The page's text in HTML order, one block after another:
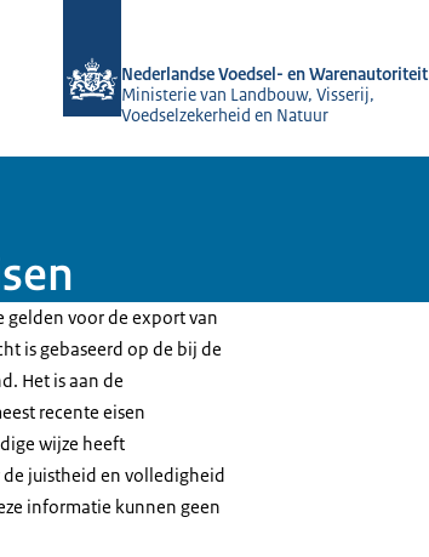
Nederlandse Voedsel- en Warenautoriteit
Ministerie van Landbouw, Visserij,
Voedselzekerheid en Natuur
gelden voor de export van
is gebaseerd op de bij de
Het is aan de
recente eisen
wijze heeft
juistheid en volledigheid
informatie kunnen geen